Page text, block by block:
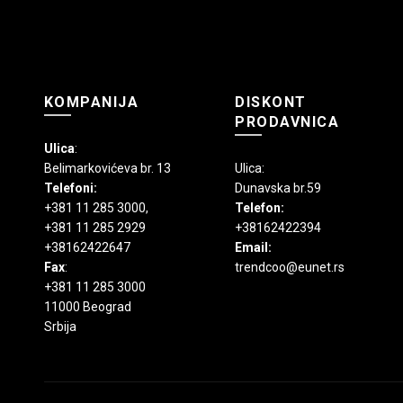
KOMPANIJA
Ulica:
Belimarkovićeva br. 13
Telefoni:
+381 11 285 3000,
+381 11 285 2929
+38162422647
Fax:
+381 11 285 3000
11000 Beograd
Srbija
DISKONT
PRODAVNICA
Ulica:
Dunavska br.59
Telefon:
+38162422394
Email:
trendcoo@eunet.rs